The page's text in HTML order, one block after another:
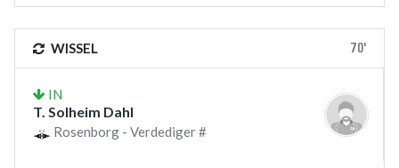
WISSEL 70'
IN
T. Solheim Dahl
Rosenborg - Verdediger #